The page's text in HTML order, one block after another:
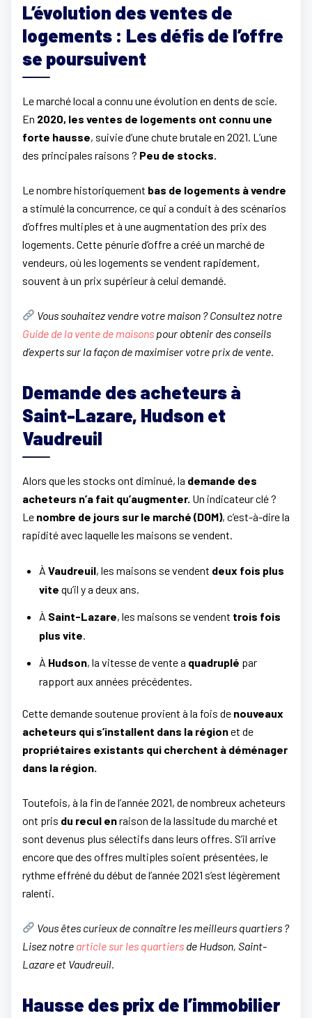
L’évolution des ventes de
logements : Les défis de l’offre
se poursuivent
Le marché local a connu une évolution en dents de scie.
En 2020, les ventes de logements ont connu une
forte hausse, suivie d’une chute brutale en 2021. L’une
des principales raisons ? Peu de stocks.
Le nombre historiquement bas de logements à vendre
a stimulé la concurrence, ce qui a conduit à des scénarios
d’offres multiples et à une augmentation des prix des
logements. Cette pénurie d’offre a créé un marché de
vendeurs, où les logements se vendent rapidement,
souvent à un prix supérieur à celui demandé.
Vous souhaitez vendre votre maison ? Consultez notre
Guide de la vente de maisons pour obtenir des conseils
d’experts sur la façon de maximiser votre prix de vente.
Demande des acheteurs à
Saint-Lazare, Hudson et
Vaudreuil
Alors que les stocks ont diminué, la demande des
acheteurs n’a fait qu’augmenter. Un indicateur clé ?
Le nombre de jours sur le marché (DOM), c’est-à-dire la
rapidité avec laquelle les maisons se vendent.
À Vaudreuil, les maisons se vendent deux fois plus
vite qu’il y a deux ans.
À Saint-Lazare, les maisons se vendent trois fois
plus vite
À Hudson, la vitesse de vente a quadruplé par
rapport aux années précédentes.
Cette demande soutenue provient à la fois de nouveaux
acheteurs qui s’installent dans la régionet de
propriétaires existants qui cherchent à déménager
dans la région.
Toutefois, à la fin de l’année 2021, de nombreux acheteurs
ont pris du recul enraison de la lassitude du marché et
sont devenus plus sélectifs dans leurs offres. S’il arrive
encore que des offres multiples soient présentées, le
rythme effréné du début de l’année 2021 s’est légèrement
ralenti.
Vous êtes curieux de connaître les meilleurs quartiers ?
Lisez notre article sur les quartiers de Hudson, Saint-
Lazare et Vaudreuil.
Hausse des prix de l’immobilier